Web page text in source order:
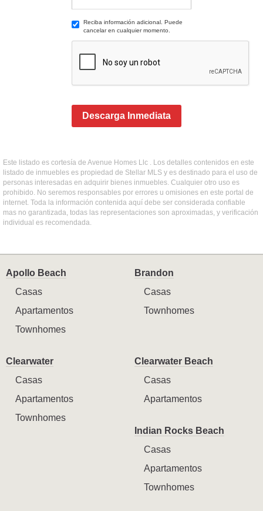
Reciba información adicional. Puede
cancelar en cualquier momento.
Descarga Inmediata
Este listado es cortesía de Avenue Homes Llc . Los detalles contenidos en este
listado de inmuebles es propiedad de Stellar MLS y es destinado para el uso de
personas interesadas en adquirir bienes inmuebles. Cualquier otro uso es
prohibido. No seremos responsables por errores u omisiones en este portal de
internet. Toda la información contenida aquí debe ser considerada confiable
mas no garantizada, todas las representaciones son aproximadas, y verificación
individual es recomendada.
Apollo Beach
Casas
Apartamentos
Townhomes
Brandon
Casas
Townhomes
Clearwater
Casas
Apartamentos
Townhomes
Clearwater Beach
Casas
Apartamentos
Indian Rocks Beach
Casas
Apartamentos
Townhomes